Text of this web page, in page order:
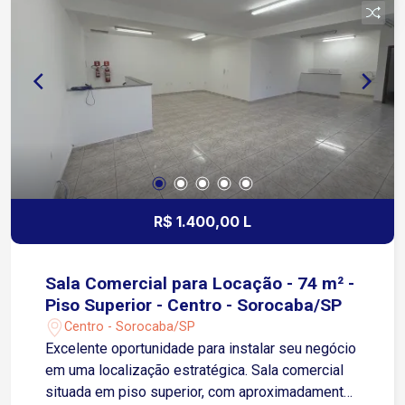
para momentos de lazer e confraternização que
permite aproveitar os dias de descanso em
qualquer época do ano. Um imóvel que reúne
sofisticação, conforto e qualidade de vida em
cada detalhe.
R$ 1.400,00 L
Sala Comercial para Locação - 74 m² -
Piso Superior - Centro - Sorocaba/SP
Centro - Sorocaba/SP
Excelente oportunidade para instalar seu negócio
em uma localização estratégica. Sala comercial
situada em piso superior, com aproximadamente